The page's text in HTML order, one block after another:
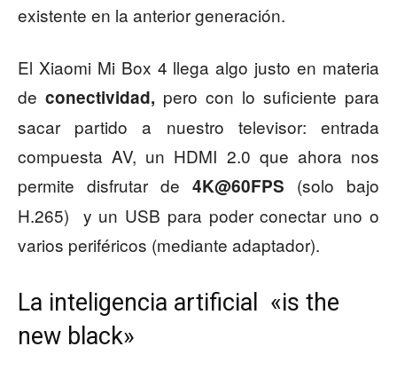
existente en la anterior generación.
El Xiaomi Mi Box 4 llega algo justo en materia
de conectividad, pero con lo suficiente para
sacar partido a nuestro televisor: entrada
compuesta AV, un HDMI 2.0 que ahora nos
permite disfrutar de 4K@60FPS (solo bajo
H.265) y un USB para poder conectar uno o
varios periféricos (mediante adaptador).
La inteligencia artificial «is the
new black»